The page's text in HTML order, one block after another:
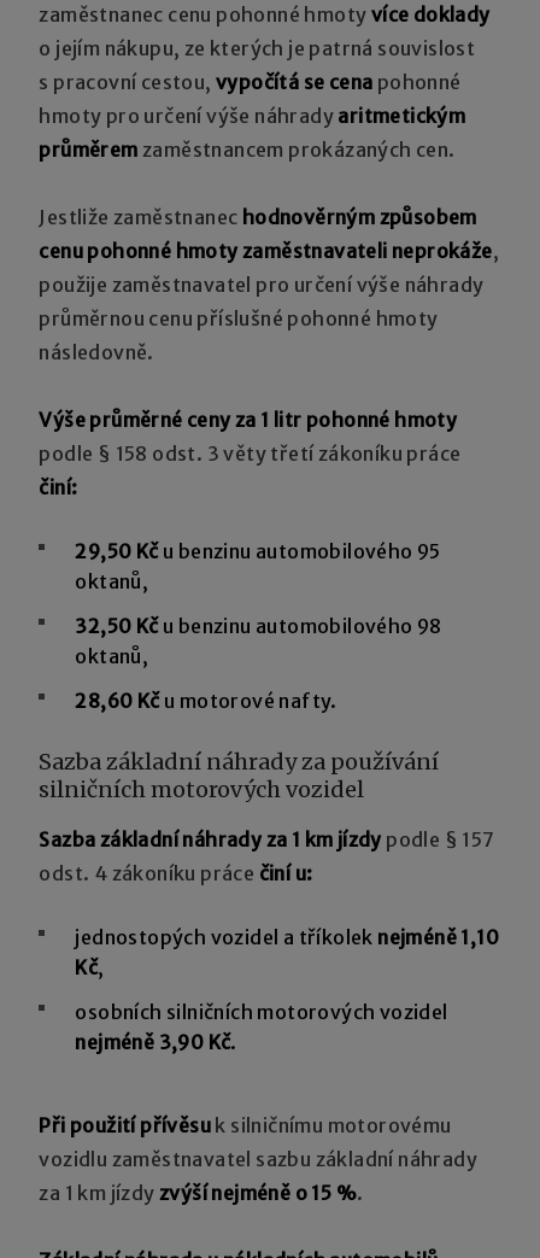
zaměstnanec cenu pohonné hmoty více doklady
o jejím nákupu, ze kterých je patrná souvislost
s pracovní cestou,vypočítá se cena pohonné
hmoty pro určení výše náhrady aritmetickým
průměrem zaměstnancem prokázaných cen.
Jestliže zaměstnanec hodnověrným způsobem
cenu pohonné hmoty zaměstnavateli neprokáže,
použije zaměstnavatel pro určení výše náhrady
průměrnou cenu příslušné pohonné hmoty
následovně.
Výše průměrné ceny za 1 litr pohonné hmoty
podle § 158 odst. 3 věty třetí zákoníku práce
činí:
29,50 Kč u benzinu automobilového 95
oktanů,
32,50 Kču benzinu automobilového 98
oktanů,
28,60 Kču motorové nafty.
Sazba základní náhrady za používání
silničních motorových vozidel
Sazba základní náhrady za 1 km jízdy podle § 157
odst. 4 zákoníku práce činí u:
jednostopých vozidel a tříkolek nejméně 1,10
Kč,
osobních silničních motorových vozidel
nejméně 3,90 Kč.
Při použití přívěsu k silničnímu motorovému
vozidlu zaměstnavatel sazbu základní náhrady
za 1 km jízdyzvýší nejméně o 15 %.